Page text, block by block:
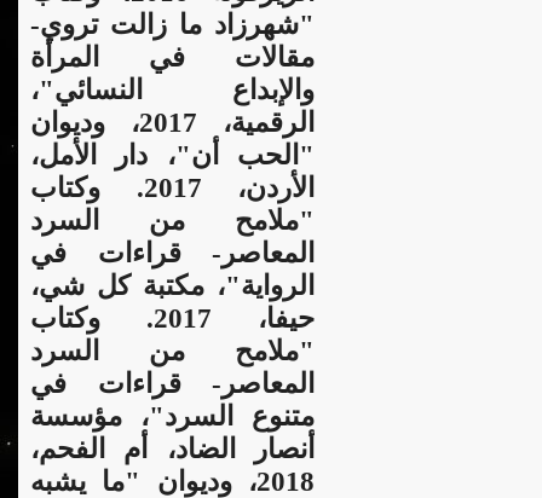
"شهرزاد ما زالت تروي-
مقالات في المرأة
والإبداع النسائي"،
الرقمية، 2017، وديوان
"الحب أن"، دار الأمل،
الأردن، 2017. وكتاب
"ملامح من السرد
المعاصر- قراءات في
الرواية"، مكتبة كل شي،
حيفا، 2017. وكتاب
"ملامح من السرد
المعاصر- قراءات في
متنوع السرد"، مؤسسة
أنصار الضاد، أم الفحم،
2018، وديوان "ما يشبه